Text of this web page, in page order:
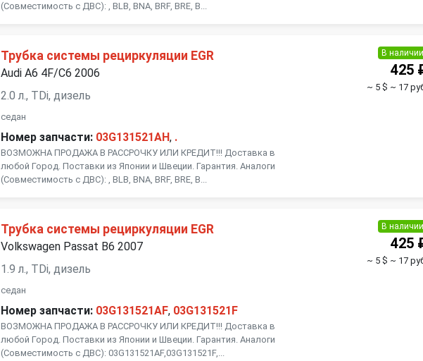
(Совместимость с ДВС): , BLB, BNA, BRF, BRE, B...
Трубка системы рециркуляции EGR
Audi A6 4F/C6 2006
2.0 л., TDi, дизель
седан
Номер запчасти: 03G131521AH, .
ВОЗМОЖНА ПРОДАЖА В РАССРОЧКУ ИЛИ КРЕДИТ!!! Доставка в
любой Город. Поставки из Японии и Швеции. Гарантия. Аналоги
(Совместимость с ДВС): , BLB, BNA, BRF, BRE, B...
В наличии
425
~ 5 $ ~ 17
Трубка системы рециркуляции EGR
Volkswagen Passat B6 2007
1.9 л., TDi, дизель
седан
Номер запчасти: 03G131521AF, 03G131521F
ВОЗМОЖНА ПРОДАЖА В РАССРОЧКУ ИЛИ КРЕДИТ!!! Доставка в
любой Город. Поставки из Японии и Швеции. Гарантия. Аналоги
(Совместимость с ДВС): 03G131521AF,03G131521F,...
В наличии
425
~ 5 $ ~ 17